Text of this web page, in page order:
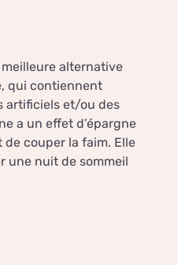
alternative
qui contiennent
artificiels et/ou des
a un effet d’épargne
couper la faim. Elle
une nuit de sommeil